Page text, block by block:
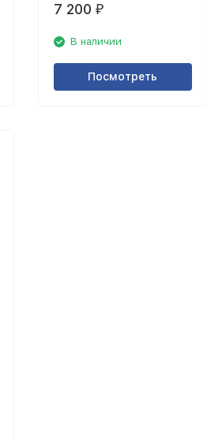
7 200 ₽
В наличии
Посмотреть